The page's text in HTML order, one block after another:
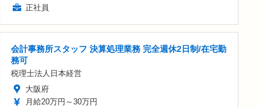
正社員
会計事務所スタッフ 決算処理業務 完全週休2日制/在宅勤
務可
税理士法人日本経営
大阪府
月給20万円～30万円